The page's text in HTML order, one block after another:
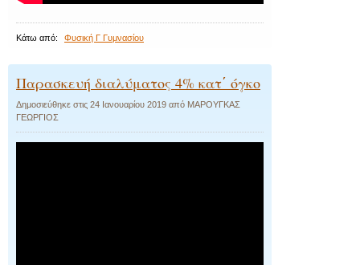
Κάτω από: Φυσική Γ Γυμνασίου
Παρασκευή διαλύματος 4% κατ΄ όγκο
Δημοσιεύθηκε στις 24 Ιανουαρίου 2019 από ΜΑΡΟΥΓΚΑΣ
ΓΕΩΡΓΙΟΣ